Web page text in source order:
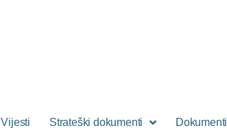
Vijesti Strateški dokumenti Dokumenti